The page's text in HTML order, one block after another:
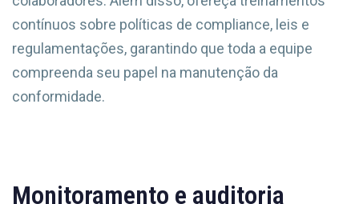
contínuos sobre políticas de compliance, leis e
regulamentações, garantindo que toda a equipe
compreenda seu papel na manutenção da
conformidade.
Monitoramento e auditoria